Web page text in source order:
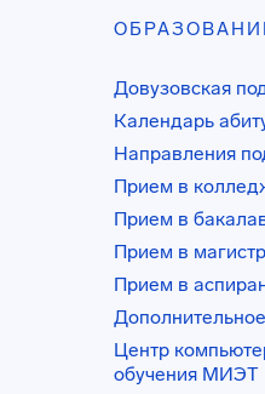
Довузовская
Календарь
Направления
Прием в
Прием в
Прием в
Прием в
Центр
обучения МИЭТ